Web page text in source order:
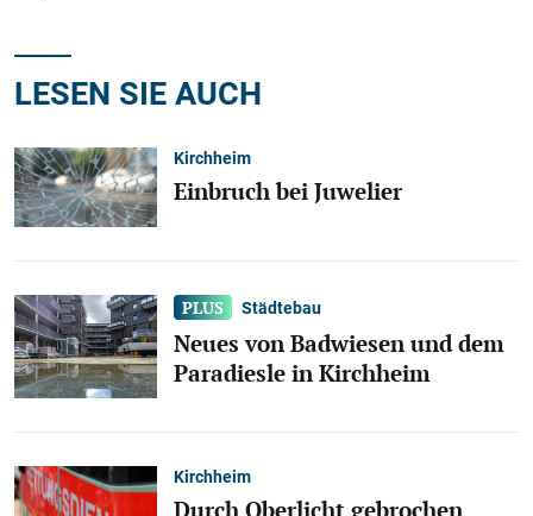
LESEN SIE AUCH
Kirchheim
Einbruch bei Juwelier
Städtebau
Neues von Badwiesen und dem
Paradiesle in Kirchheim
Kirchheim